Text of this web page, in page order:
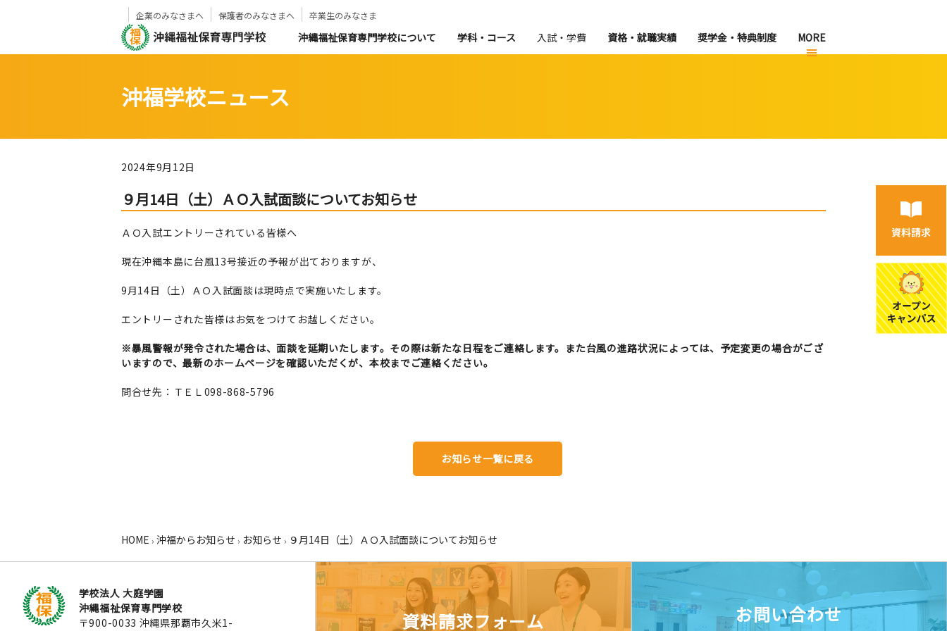
企業のみなさまへ 保護者のみなさまへ 卒業生のみなさま
沖縄福祉保育専門学校について 学科・コース 入試・学費 資格・就職実績 奨学金・特典制度 MORE
沖福学校ニュース
2024年9月12日
９月14日（土）ＡＯ入試面談についてお知らせ
ＡＯ入試エントリーされている皆様へ
現在沖縄本島に台風13号接近の予報が出ておりますが、
9月14日（土）ＡＯ入試面談は現時点で実施いたします。
エントリーされた皆様はお気をつけてお越しください。
※暴風警報が発令された場合は、面談を延期いたします。その際は新たな日程をご連絡します。また台風の進路状況によっては、予定変更の場合がござ
いますので、最新のホームページを確認いただくが、本校までご連絡ください。
問合せ先：ＴＥＬ098-868-5796
お知らせ一覧に戻る
HOME › 沖福からお知らせ › お知らせ › ９月14日（土）ＡＯ入試面談についてお知らせ
学校法人 大庭学園
沖縄福祉保育専門学校
〒900-0033 沖縄県那覇市久米1-
資料請求フォーム お問い合わせ